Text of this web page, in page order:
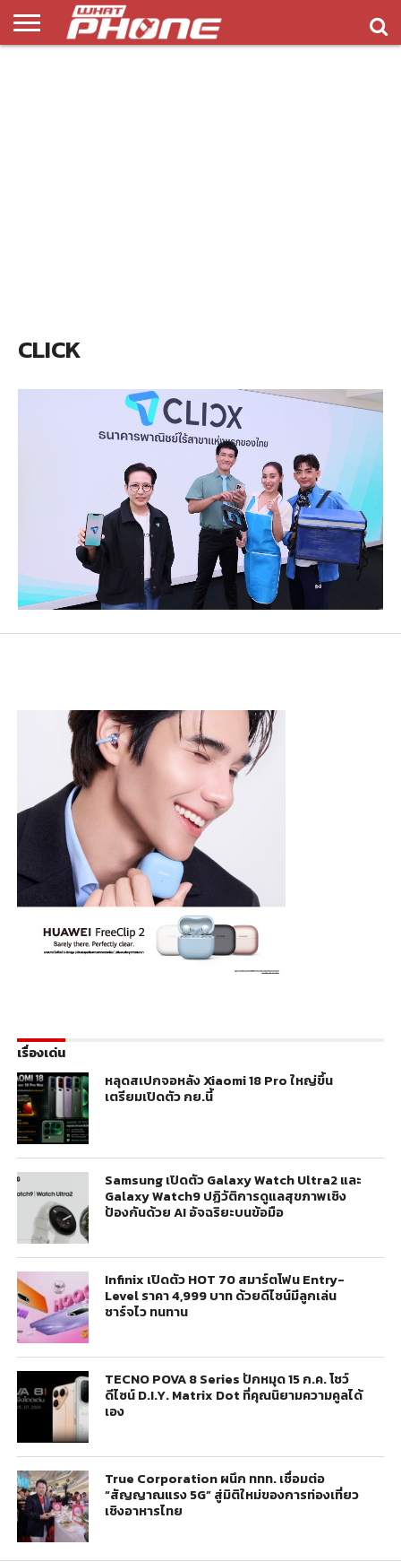
CLICK
เรื่องเด่น
หลุดสเปกจอหลัง Xiaomi 18 Pro ใหญ่ขึ้น
เตรียมเปิดตัว กย.นี้
Samsung เปิดตัว Galaxy Watch Ultra2 และ
Galaxy Watch9 ปฏิวัติการดูแลสุขภาพเชิง
ป้องกันด้วย AI อัจฉริยะบนข้อมือ
Infinix เปิดตัว HOT 70 สมาร์ตโฟน Entry-
Level ราคา 4,999 บาท ด้วยดีไซน์มีลูกเล่น
ชาร์จไว ทนทาน
TECNO POVA 8 Series ปักหมุด 15 ก.ค. โชว์
ดีไซน์ D.I.Y. Matrix Dot ที่คุณนิยามความคูลได้
เอง
True Corporation ผนึก ททท. เชื่อมต่อ
“สัญญาณแรง 5G” สู่มิติใหม่ของการท่องเที่ยว
เชิงอาหารไทย